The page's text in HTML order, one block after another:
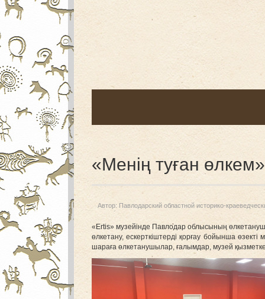
«Менің туған
Автор: Павлодарский областной историко-
«Ertis» музейінде Павлодар облысының
өлкетану, ескерткіштерді қорғау бойынша
шараға өлкетанушылар, ғалымдар, музей